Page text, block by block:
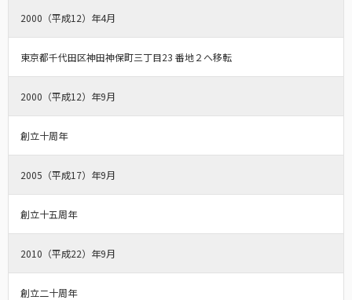
2000（平成12）年4月
東京都千代田区神田神保町三丁目23 番地２へ移転
2000（平成12）年9月
創立十周年
2005（平成17）年9月
創立十五周年
2010（平成22）年9月
創立二十周年